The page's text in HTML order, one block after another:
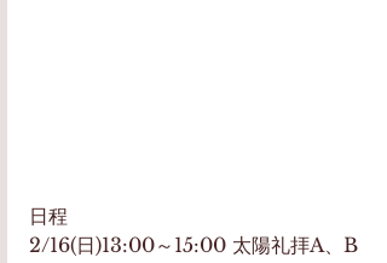
日程
2/16(日)13:00～15:00 太陽礼拝A、B